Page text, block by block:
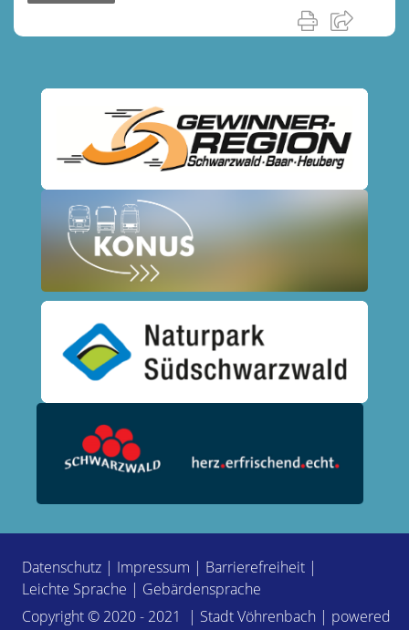
Datenschutz | Impressum | Barrierefreiheit |
Leichte Sprache | Gebärdensprache
Copyright © 2020 - 2021 | Stadt Vöhrenbach | powered